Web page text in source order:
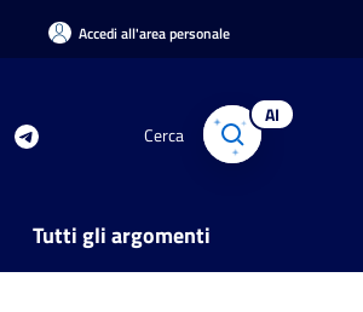
Accedi all'area personale
Cerca
AI
Tutti gli argomenti